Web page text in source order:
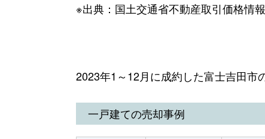
※出典：国土交通省不動産取引価格情
2023年1～12月に成約した富士吉田市
一戸建ての売却事例